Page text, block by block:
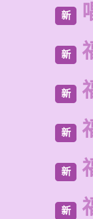
新
新
新
新
新
新